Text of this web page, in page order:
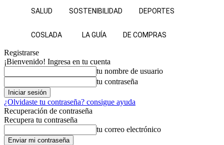
SALUD SOSTENIBILIDAD DEPORTES
COSLADA LA GUÍA DE COMPRAS
Registrarse
¡Bienvenido! Ingresa en tu cuenta
tu nombre de usuario
tu contraseña
¿Olvidaste tu contraseña? consigue ayuda
Recuperación de contraseña
Recupera tu contraseña
tu correo electrónico